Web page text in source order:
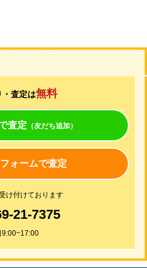
ついて
・査定は無料
査定 （友だち追加）
ォームで査定
け付けております
21-7375
9:00~17:00